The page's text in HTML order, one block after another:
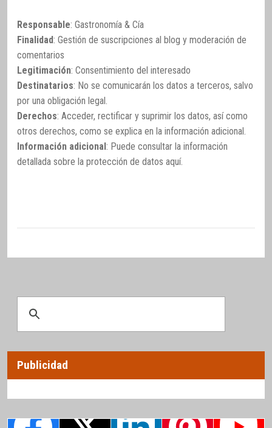
Responsable: Gastronomía & Cía
Finalidad: Gestión de suscripciones al blog y moderación de
comentarios
Legitimación: Consentimiento del interesado
Destinatarios: No se comunicarán los datos a terceros, salvo
por una obligación legal.
Derechos: Acceder, rectificar y suprimir los datos, así como
otros derechos, como se explica en la información adicional.
Información adicional : Puede consultar la información
detallada sobre la protección de datos aquí.
Publicidad